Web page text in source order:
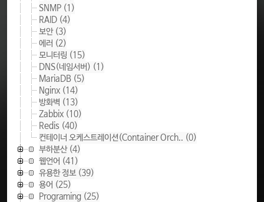
SNMP (1)
RAID (4)
보안(3)
에러 (2)
모니터링 (15)
DNS(네임서버) (1)
MariaDB (5)
Nginx (14)
방화벽 (13)
Zabbix (10)
Redis (40)
컨테이너 오케스트레이션(Container Orch.. (0)
부하분산(4)
웹언어 (41)
유용한 정보(39)
용어 (25)
Programing (25)